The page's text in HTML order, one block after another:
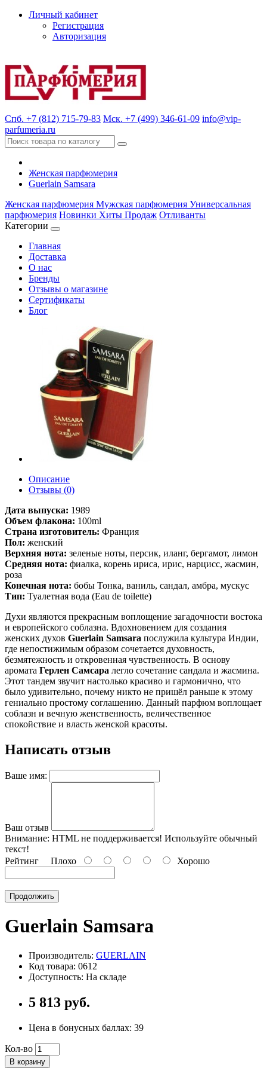
Личный кабинет
Регистрация
Авторизация
Спб. +7 (812) 715-79-83 Мск. +7 (499) 346-61-09 info@vip-
parfumeria.ru
Женская парфюмерия
Guerlain Samsara
Женская парфюмерия Мужская парфюмерия Универсальная
парфюмерия Новинки Хиты Продаж Отливанты
Категории
Главная
Доставка
О нас
Бренды
Отзывы о магазине
Сертификаты
Блог
Описание
Отзывы (0)
Дата выпуска: 1989
Объем флакона: 100ml
Страна изготовитель: Франция
Пол: женский
Верхняя нота: зеленые ноты, персик, иланг, бергамот, лимон
Средняя нота: фиалка, корень ириса, ирис, нарцисс, жасмин,
роза
Конечная нота: бобы Тонка, ваниль, сандал, амбра, мускус
Тип: Туалетная вода (Eau de toilette)
Духи являются прекрасным воплощение загадочности востока
и европейского соблазна. Вдохновением для создания
женских духов Guerlain Samsara послужила культура Индии,
где непостижимым образом сочетается духовность,
безмятежность и откровенная чувственность. В основу
аромата Герлен Самсара легло сочетание сандала и жасмина.
Этот тандем звучит настолько красиво и гармонично, что
было удивительно, почему никто не пришёл раньше к этому
гениально простому соглашению. Данный парфюм воплощает
соблазн и вечную женственность, величественное
спокойствие и власть женской красоты.
Написать отзыв
Ваше имя:
Ваш отзыв
Внимание: HTML не поддерживается! Используйте обычный
текст!
Рейтинг Плохо Хорошо
Продолжить
Guerlain Samsara
Производитель: GUERLAIN
Код товара: 0612
Доступность: На складе
5 813 руб.
Цена в бонусных баллах: 39
Кол-во
В корзину